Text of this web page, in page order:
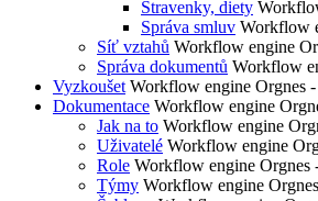
Stravenky, diety
Správa smluv Workflow
Síť vztahů Workflow engine
Správa dokumentů Workflow
Vyzkoušet Workflow engine Orgnes
Dokumentace Workflow engine
Jak na to Workflow engine
Uživatelé Workflow engine
Role Workflow engine Orgnes
Týmy Workflow engine